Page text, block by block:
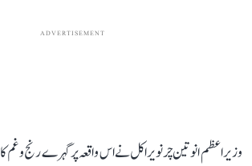
ADVERTISEMENT
وزیر اعظم انوتین چرنویراکل نے اس واقعہ پر گہرے رنج و غم